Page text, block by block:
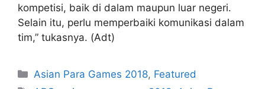
kompetisi, baik di dalam maupun luar negeri.
Selain itu, perlu memperbaiki komunikasi dalam
tim,” tukasnya. (Adt)
Asian Para Games 2018, Featured